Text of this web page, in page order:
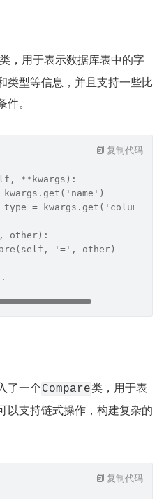
类，用于表示数据库表中的字
类型等信息，并且支持一些比
。
**kwargs):
=
other):
'=', other)
复制代码
了一个Compare类，用于表
以支持链式操作，构建复杂的
复制代码